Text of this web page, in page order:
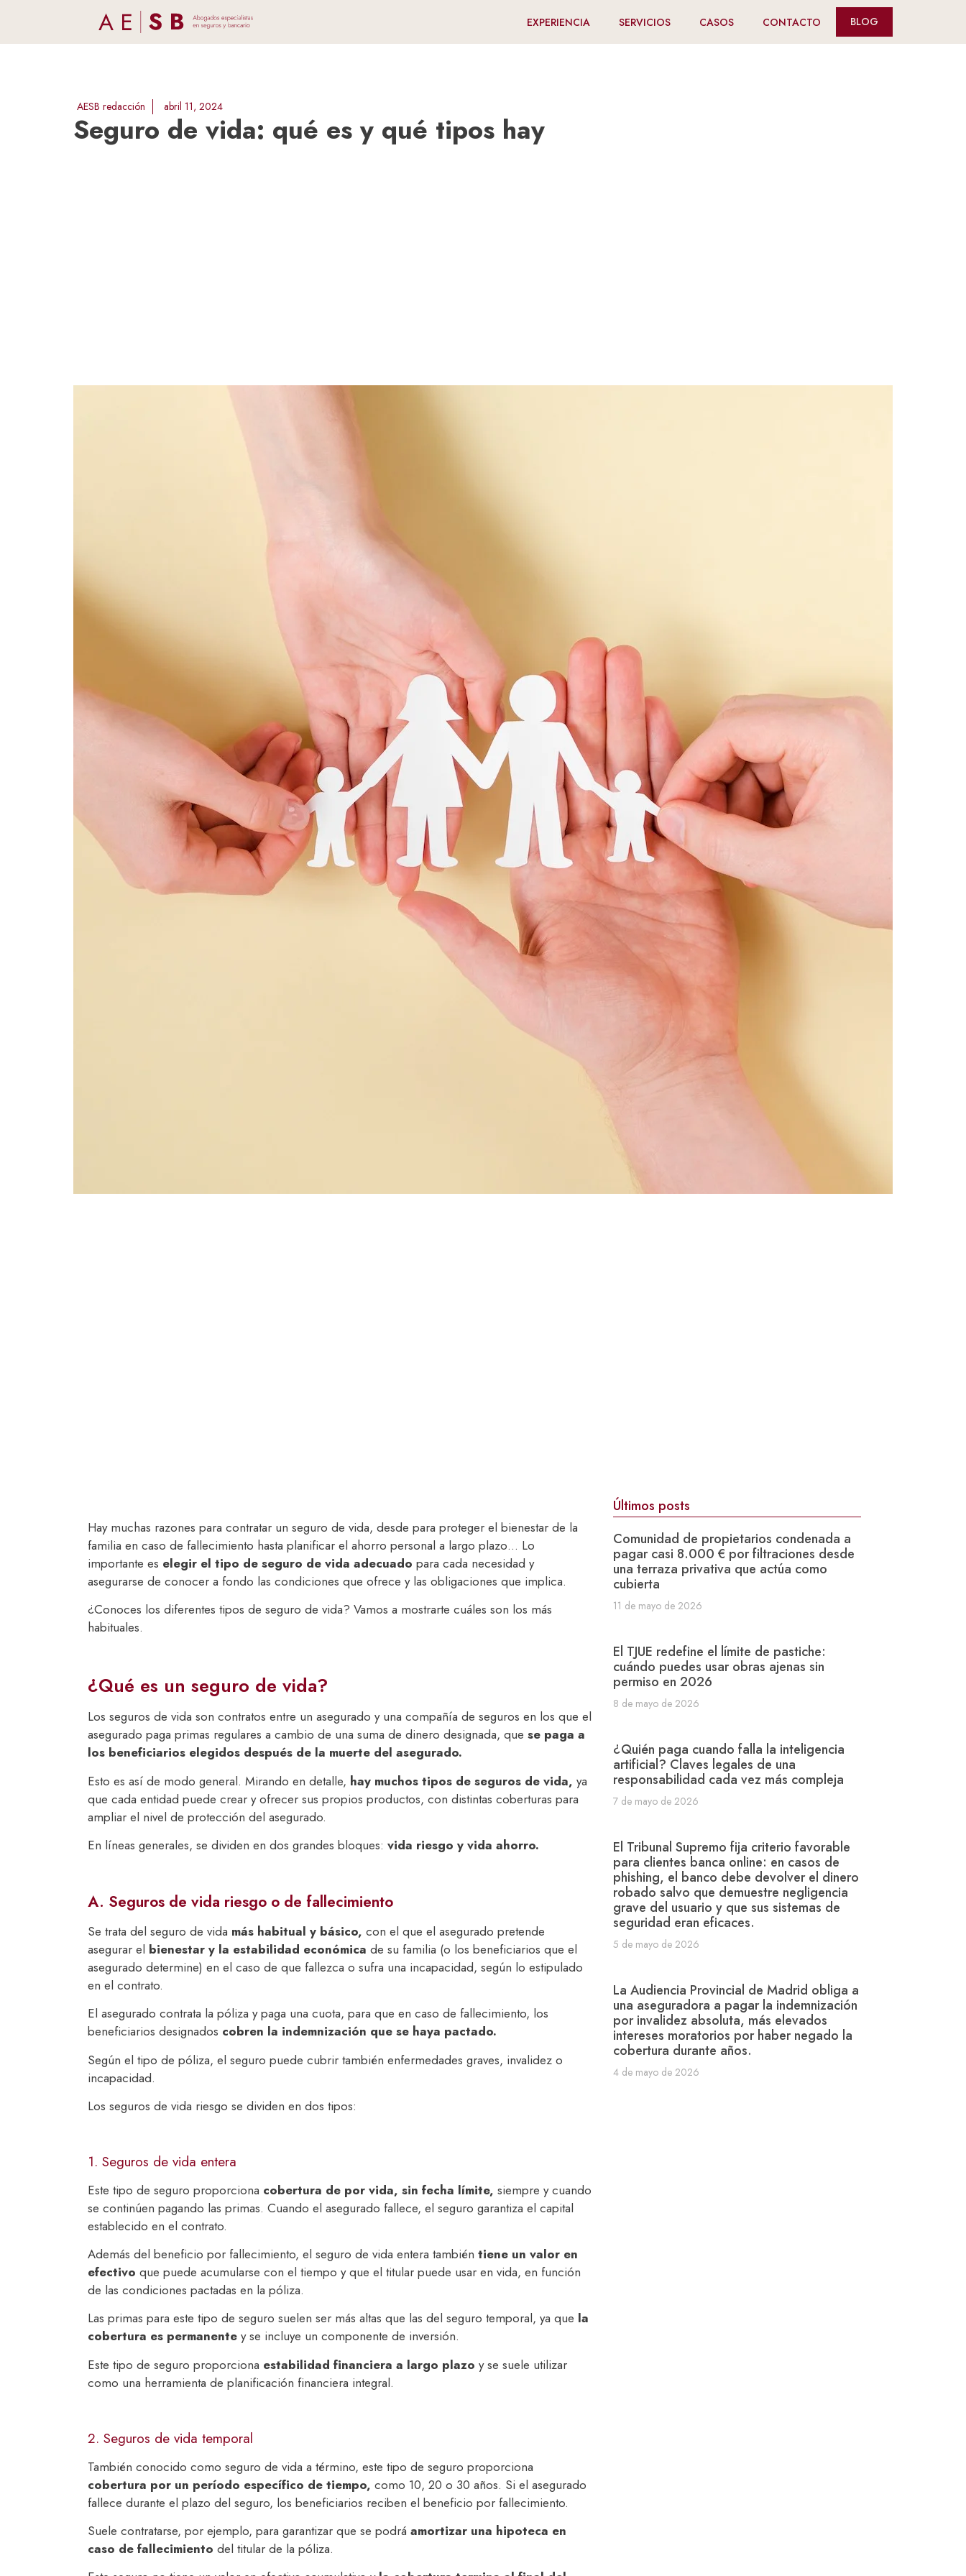
EXPERIENCIA SERVICIOS CASOS CONTACTO BLOG
AESB redacción abril 11, 2024
Seguro de vida: qué es y qué tipos hay
Hay muchas razones para contratar un seguro de vida, desde para proteger el bienestar de la
familia en caso de fallecimiento hasta planificar el ahorro personal a largo plazo… Lo
importante es elegir el tipo de seguro de vida adecuado para cada necesidad y
asegurarse de conocer a fondo las condiciones que ofrece y las obligaciones que implica.
¿Conoces los diferentes tipos de seguro de vida? Vamos a mostrarte cuáles son los más
habituales.
¿Qué es un seguro de vida?
Los seguros de vida son contratos entre un asegurado y una compañía de seguros en los que el
asegurado paga primas regulares a cambio de una suma de dinero designada, que se paga a
los beneficiarios elegidos después de la muerte del asegurado.
Esto es así de modo general. Mirando en detalle, hay muchos tipos de seguros de vida, ya
que cada entidad puede crear y ofrecer sus propios productos, con distintas coberturas para
ampliar el nivel de protección del asegurado.
En líneas generales, se dividen en dos grandes bloques: vida riesgo y vida ahorro.
A. Seguros de vida riesgo o de fallecimiento
Se trata del seguro de vida más habitual y básico, con el que el asegurado pretende
asegurar el bienestar y la estabilidad económica de su familia (o los beneficiarios que el
asegurado determine) en el caso de que fallezca o sufra una incapacidad, según lo estipulado
en el contrato.
El asegurado contrata la póliza y paga una cuota, para que en caso de fallecimiento, los
beneficiarios designados cobren la indemnización que se haya pactado.
Según el tipo de póliza, el seguro puede cubrir también enfermedades graves, invalidez o
incapacidad.
Los seguros de vida riesgo se dividen en dos tipos:
1. Seguros de vida entera
Este tipo de seguro proporciona cobertura de por vida, sin fecha límite, siempre y cuando
se continúen pagando las primas. Cuando el asegurado fallece, el seguro garantiza el capital
establecido en el contrato.
Además del beneficio por fallecimiento, el seguro de vida entera también tiene un valor en
efectivo que puede acumularse con el tiempo y que el titular puede usar en vida, en función
de las condiciones pactadas en la póliza.
Las primas para este tipo de seguro suelen ser más altas que las del seguro temporal, ya que la
cobertura es permanente y se incluye un componente de inversión.
Este tipo de seguro proporciona estabilidad financiera a largo plazo y se suele utilizar
como una herramienta de planificación financiera integral.
2. Seguros de vida temporal
También conocido como seguro de vida a término, este tipo de seguro proporciona
cobertura por un período específico de tiempo, como 10, 20 o 30 años. Si el asegurado
fallece durante el plazo del seguro, los beneficiarios reciben el beneficio por fallecimiento.
Suele contratarse, por ejemplo, para garantizar que se podrá amortizar una hipoteca en
caso de fallecimiento del titular de la póliza.
Últimos posts
Comunidad de propietarios condenada a
pagar casi 8.000 € por filtraciones desde
una terraza privativa que actúa como
cubierta
11 de mayo de 2026
El TJUE redefine el límite de pastiche:
cuándo puedes usar obras ajenas sin
permiso en 2026
8 de mayo de 2026
¿Quién paga cuando falla la inteligencia
artificial? Claves legales de una
responsabilidad cada vez más compleja
7 de mayo de 2026
El Tribunal Supremo fija criterio favorable
para clientes banca online: en casos de
phishing, el banco debe devolver el dinero
robado salvo que demuestre negligencia
grave del usuario y que sus sistemas de
seguridad eran eficaces.
5 de mayo de 2026
La Audiencia Provincial de Madrid obliga a
una aseguradora a pagar la indemnización
por invalidez absoluta, más elevados
intereses moratorios por haber negado la
cobertura durante años.
4 de mayo de 2026